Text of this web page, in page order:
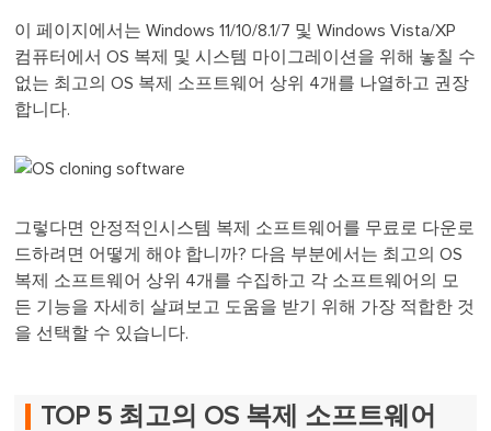
이 페이지에서는 Windows 11/10/8.1/7 및 Windows Vista/XP
컴퓨터에서 OS 복제 및 시스템 마이그레이션을 위해 놓칠 수
없는 최고의 OS 복제 소프트웨어 상위 4개를 나열하고 권장
합니다.
그렇다면 안정적인시스템 복제 소프트웨어를 무료로 다운로
드하려면 어떻게 해야 합니까? 다음 부분에서는 최고의 OS
복제 소프트웨어 상위 4개를 수집하고 각 소프트웨어의 모
든 기능을 자세히 살펴보고 도움을 받기 위해 가장 적합한 것
을 선택할 수 있습니다.
TOP 5 최고의 OS 복제 소프트웨어